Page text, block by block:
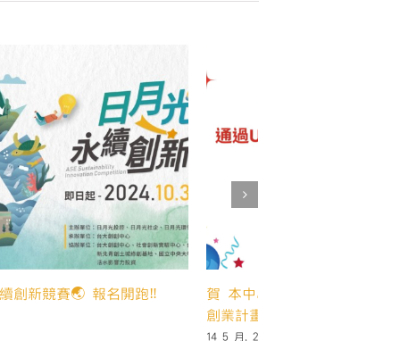
台灣影響力投資國際論壇 | 創新金融
案、推升 SDGs 影響力】